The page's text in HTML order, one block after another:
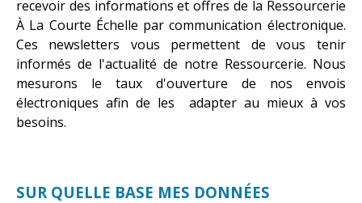
recevoir des informations et offres de la Ressourcerie
À La Courte Échelle par communication électronique.
Ces newsletters vous permettent de vous tenir
informés de l'actualité de notre Ressourcerie. Nous
mesurons le taux d'ouverture de nos envois
électroniques afin de les adapter au mieux à vos
besoins.
SUR QUELLE BASE MES DONNÉES